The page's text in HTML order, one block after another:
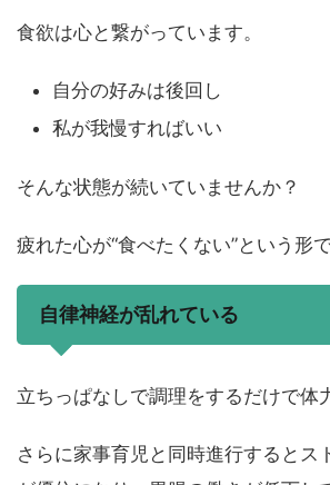
食欲は心と繋がっています。
自分の好みは後回し
私が我慢すればいい
そんな状態が続いていませんか？
疲れた心が“食べたくない”という形
自律神経が乱れている
立ちっぱなしで調理をするだけで体
さらに家事育児と同時進行するとス